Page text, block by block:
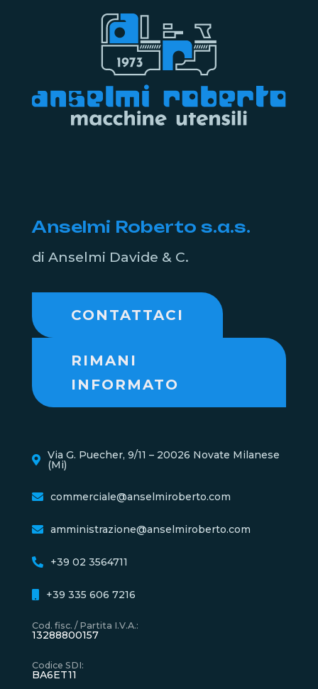
Anselmi Roberto s.a.s.
di Anselmi Davide & C.
CONTATTACI
RIMANI
INFORMATO
Via G. Puecher, 9/11 – 20026 Novate Milanese
(Mi)
commerciale@anselmiroberto.com
amministrazione@anselmiroberto.com
+39 02 3564711
+39 335 606 7216
Cod. fisc. / Partita I.V.A.:
13288800157
Codice SDI:
BA6ET11